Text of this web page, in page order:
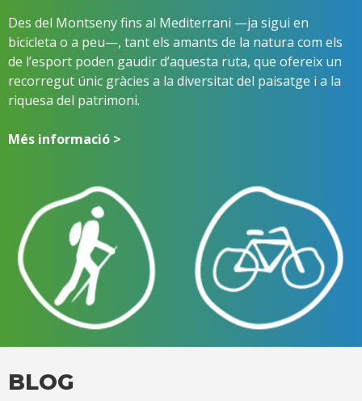
Des del Montseny fins al Mediterrani —ja sigui en
bicicleta o a peu—, tant els amants de la natura com els
de l’esport poden gaudir d’aquesta ruta, que ofereix un
recorregut únic gràcies a la diversitat del paisatge i a la
riquesa del patrimoni.
Més informació >
BLOG